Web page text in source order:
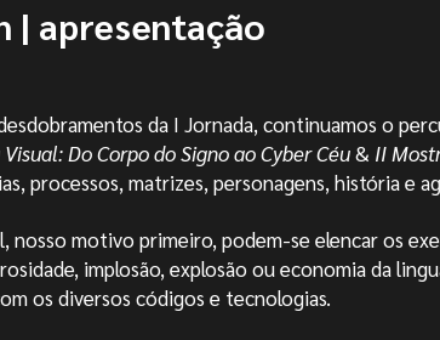
| apresentação
da I Jornada, continuamos o
Do Corpo do Signo ao Cyber Céu& II
processos, matrizes, personagens, história e
nosso motivo primeiro, podem-se elencar os
implosão, explosão ou economia da
os diversos códigos e tecnologias.